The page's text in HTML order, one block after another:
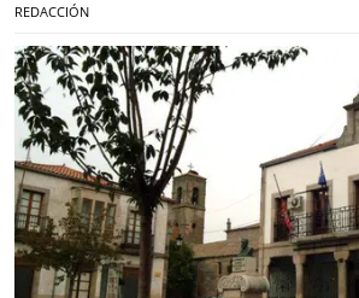
REDACCIÓN